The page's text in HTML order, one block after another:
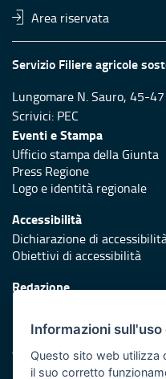
Area riservata
Servizio Filiere agricole
Lungomare N. Sauro, 45-
Scrivici: PEC
Eventi e Stampa
Ufficio stampa della Giunta
Press Regione
Logo e identità regionale
Accessibilità
Dichiarazione di
Obiettivi di accessibilità
Redazione
Protezione civile
Vai al sito di Protezione
Informazioni
Questo sito web utilizza
il suo corretto